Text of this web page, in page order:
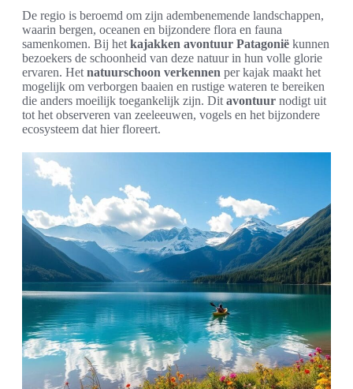
De regio is beroemd om zijn adembenemende landschappen,
waarin bergen, oceanen en bijzondere flora en fauna
samenkomen. Bij het kajakken avontuur Patagonië kunnen
bezoekers de schoonheid van deze natuur in hun volle glorie
ervaren. Het natuurschoon verkennen per kajak maakt het
mogelijk om verborgen baaien en rustige wateren te bereiken
die anders moeilijk toegankelijk zijn. Dit avontuur nodigt uit
tot het observeren van zeeleeuwen, vogels en het bijzondere
ecosysteem dat hier floreert.